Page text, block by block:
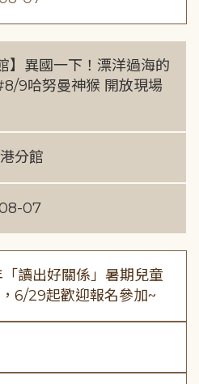
】異國一下！漂洋過海的
9哈努曼神猴 開放現場
分館
07
「讀出好關係」暑期兒童
6/29起歡迎報名參加~